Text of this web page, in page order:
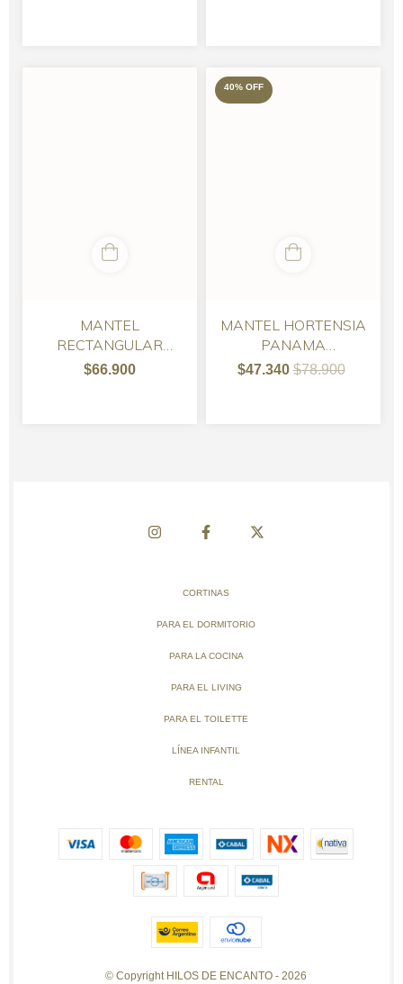
MANTEL
RECTANGULAR
TUSOR CON
$66.900
40% OFF
MANTEL HORTENSIA
PANAMA
RECTANGULAR
$47.340$78.900
CORTINAS
PARA EL DORMITORIO
PARA LA COCINA
PARA EL LIVING
PARA EL TOILETTE
LÍNEA INFANTIL
RENTAL
© Copyright HILOS DE ENCANTO - 2026